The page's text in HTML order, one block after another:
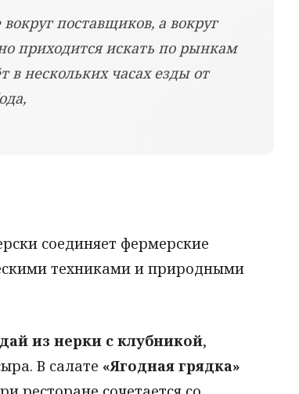
поставщиков, а вокруг
приходится искать по рынкам
в нескольких часах езды от
соединяет фермерские
техниками и природными
из нерки с клубникой,
В салате «Ягодная грядка»